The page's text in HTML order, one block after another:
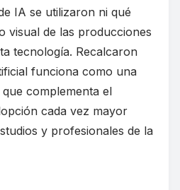
IA se utilizaron ni qué
visual de las producciones
tecnología. Recalcaron
funciona como una
complementa el
cada vez mayor
y profesionales de la